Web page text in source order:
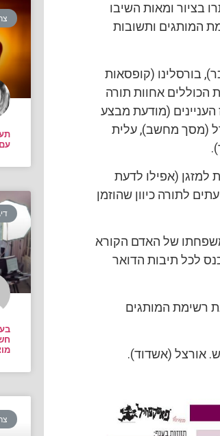
בציור ומאות השיבו
המותגים ותשובות
בורסלינו (קופסאות
אחוות תורה
(מודעת מבצע
(מסך מחשב), עלית
למזגן (אפילו לדעת
לתורה כיוון שהוזמן
של האדם הקורא
לכל תיבות הדואר
רשימת המותגים
אורצל (אשדוד).